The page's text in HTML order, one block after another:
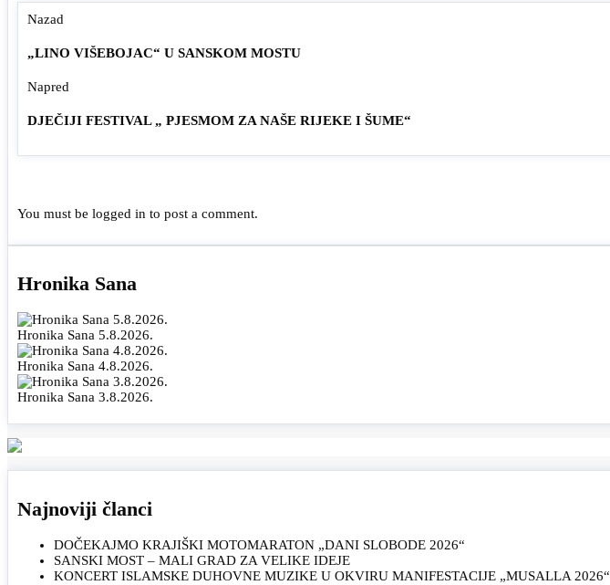
Nazad
„LINO VIŠEBOJAC“ U SANSKOM MOSTU
Napred
DJEČIJI FESTIVAL „ PJESMOM ZA NAŠE RIJEKE I ŠUME“
You must be logged in to post a comment.
Hronika Sana
Hronika Sana 5.8.2026.
Hronika Sana 4.8.2026.
Hronika Sana 3.8.2026.
Najnoviji članci
DOČEKAJMO KRAJIŠKI MOTOMARATON „DANI SLOBODE 2026“
SANSKI MOST – MALI GRAD ZA VELIKE IDEJE
KONCERT ISLAMSKE DUHOVNE MUZIKE U OKVIRU MANIFESTACIJE „MUSALLA 2026“